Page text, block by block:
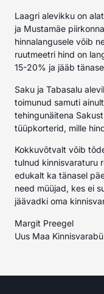
Laagri alevikku on
ja Mustamäe
hinnalangusele võib
ruutmeetri hind on
15-20% ja jääb
Saku ja Tabasalu
toimunud samuti
tehingunäitena
tüüpkorterid, mille
Kokkuvõtvalt võib
tulnud kinnisvaraturu
edukalt ka tänasel
need müüjad, kes ei
jäävadki oma
Margit Preegel
Uus Maa